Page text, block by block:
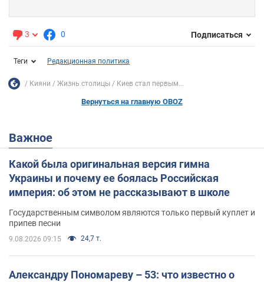
3 0 Подписаться
Теги Редакционная политика
Кияни Жизнь столицы Киев стал первым...
Вернуться на главную OBOZ
Важное
Какой была оригинальная версия гимна
Украины и почему ее боялась Российская
империя: об этом не рассказывают в школе
Государственным символом являются только первый куплет и
припев песни
9.08.2026 09:15 24,7 т.
Александру Пономареву – 53: что известно о